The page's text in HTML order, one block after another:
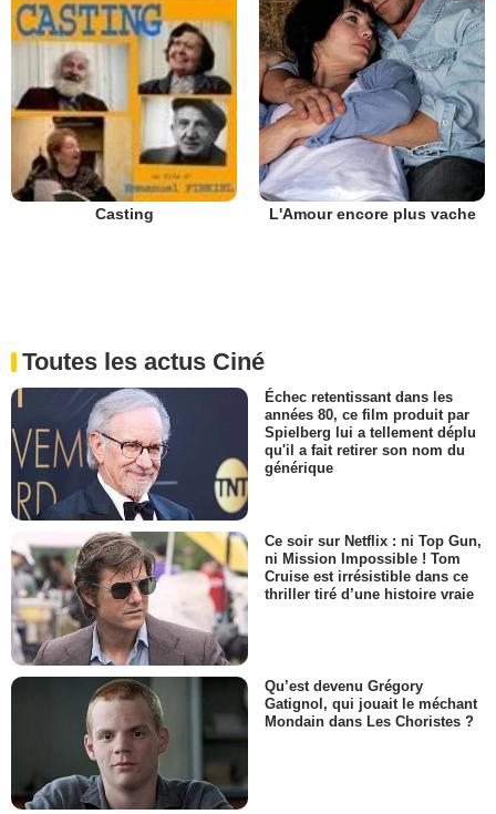
Casting L'Amour encore plus vache
Toutes les actus Ciné
Échec retentissant dans les
années 80, ce film produit par
Spielberg lui a tellement déplu
qu'il a fait retirer son nom du
générique
Ce soir sur Netflix : ni Top Gun,
ni Mission Impossible ! Tom
Cruise est irrésistible dans ce
thriller tiré d’une histoire vraie
Qu’est devenu Grégory
Gatignol, qui jouait le méchant
Mondain dans Les Choristes ?